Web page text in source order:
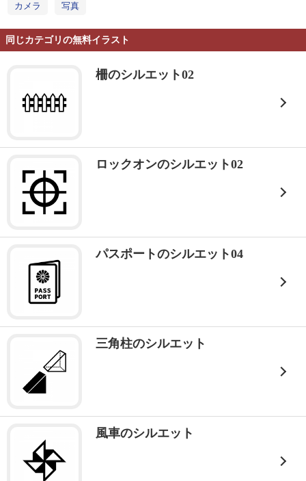
カメラ 写真
同じカテゴリの無料イラスト
柵のシルエット02
ロックオンのシルエット02
パスポートのシルエット04
三角柱のシルエット
風車のシルエット